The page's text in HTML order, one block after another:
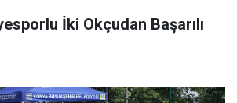
İki Okçudan Başarılı